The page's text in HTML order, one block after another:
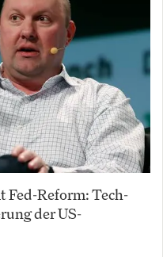
Fed-Reform: Tech-
der US-